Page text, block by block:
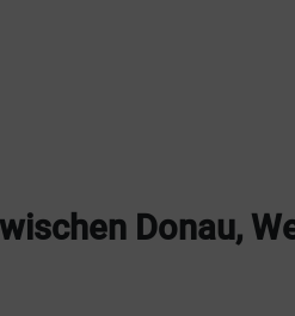
Donau,